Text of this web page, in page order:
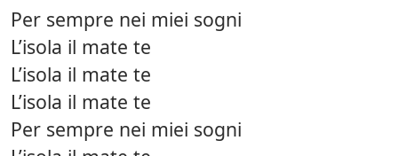
Per sempre nei miei sogni
L’isola il mate te
L’isola il mate te
L’isola il mate te
Per sempre nei miei sogni